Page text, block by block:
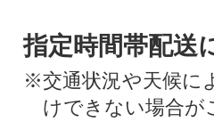
指定時間帯配送
※交通状況や天候に
けできない場合が